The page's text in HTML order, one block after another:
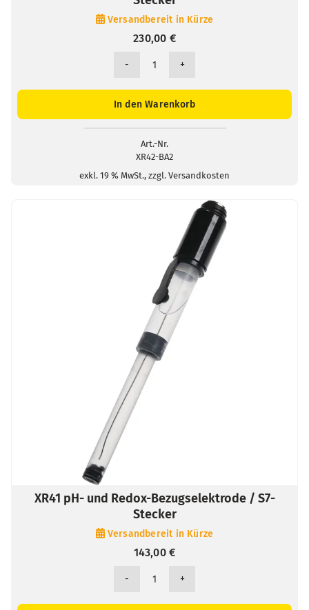
Versandbereit in Kürze
230,00 €
XR42
und
/
2mm-
Stecker
In den Warenkorb
Art.-Nr.
XR42-BA2
exkl. 19 % MwSt., zzgl. Versandkosten
XR41 pH- und Redox-Bezugselektrode / S7-
Stecker
Versandbereit in Kürze
143,00€
XR41